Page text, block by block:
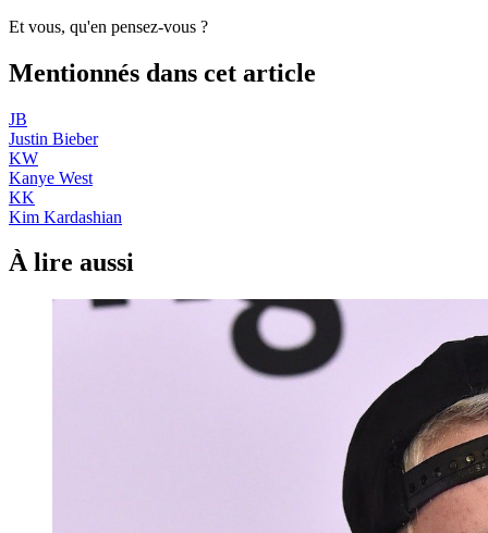
Et vous, qu'en pensez-vous ?
Mentionnés dans cet article
JB
Justin Bieber
KW
Kanye West
KK
Kim Kardashian
À lire aussi